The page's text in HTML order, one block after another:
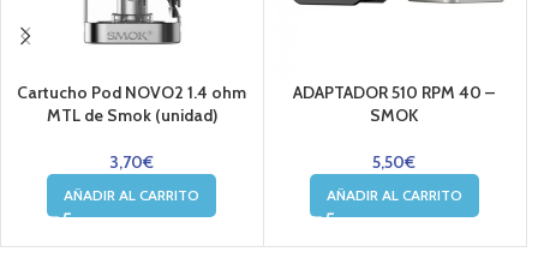
Cartucho Pod NOVO2 1.4 ohm
MTL de Smok (unidad)
3,70€
AÑADIR AL CARRITO
ADAPTADOR 510 RPM 40 –
SMOK
5,50€
AÑADIR AL CARRITO